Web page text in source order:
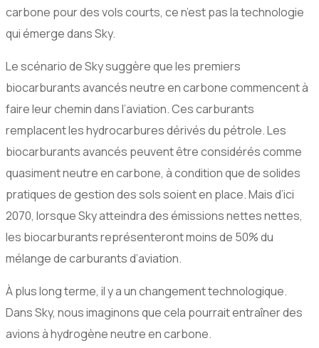
carbone pour des vols courts, ce n’est pas la technologie
qui émerge dans Sky.
Le scénario de Sky suggère que les premiers
biocarburants avancés neutre en carbone commencent à
faire leur chemin dans l’aviation. Ces carburants
remplacent les hydrocarbures dérivés du pétrole. Les
biocarburants avancés peuvent être considérés comme
quasiment neutre en carbone, à condition que de solides
pratiques de gestion des sols soient en place. Mais d’ici
2070, lorsque Sky atteindra des émissions nettes nettes,
les biocarburants représenteront moins de 50% du
mélange de carburants d’aviation.
À plus long terme, il y a un changement technologique.
Dans Sky, nous imaginons que cela pourrait entraîner des
avions à hydrogène neutre en carbone.